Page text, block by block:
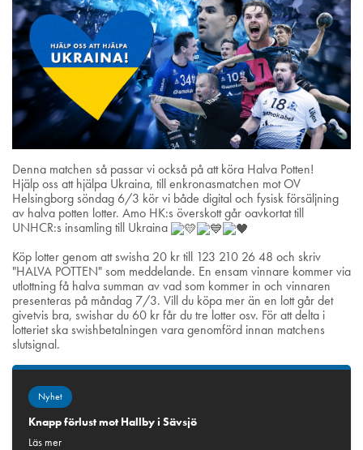
Denna matchen så passar vi också på att köra Halva Potten!
Hjälp oss att hjälpa Ukraina, till enkronasmatchen mot OV
Helsingborg söndag 6/3 kör vi både digital och fysisk försäljning
av halva potten lotter. Amo HK:s överskott går oavkortat till
UNHCR:s insamling till Ukraina
Köp lotter genom att swisha 20 kr till 123 210 26 48 och skriv
"HALVA POTTEN" som meddelande. En ensam vinnare kommer via
utlottning få halva summan av vad som kommer in och vinnaren
presenteras på måndag 7/3. Vill du köpa mer än en lott går det
givetvis bra, swishar du 60 kr får du tre lotter osv. För att delta i
lotteriet ska swishbetalningen vara genomförd innan matchens
slutsignal.
Nyhet
Knapp förlust mot Hallby i Sävsjö
Läs mer